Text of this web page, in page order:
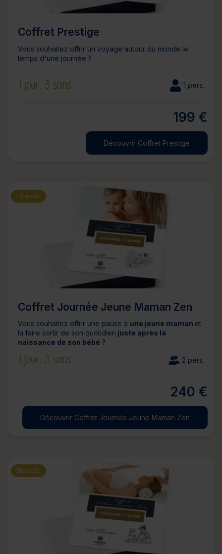
Coffret Prestige
Vous souhaitez offrir un voyage autour du monde le
temps d'une journée ?
1 jour, 3 soins 1 pers.
199 €
Découvrir Coffret Prestige
En exclu
Coffret Journée Jeune Maman Zen
Vous souhaitez offrir une pause à une jeune maman et
la faire sortir de son quotidien juste après la
naissance de son bébé ?
1 jour, 3 soins 2 pers.
240 €
Découvrir Coffret Journée Jeune Maman Zen
En exclu